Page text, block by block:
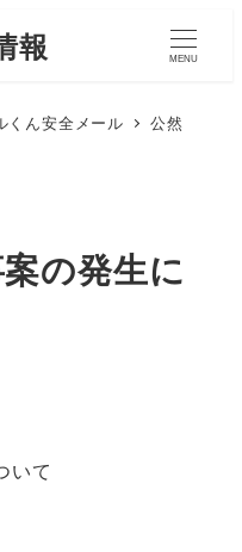
報 MENU
くん安全メール
公然
の発生に
いて